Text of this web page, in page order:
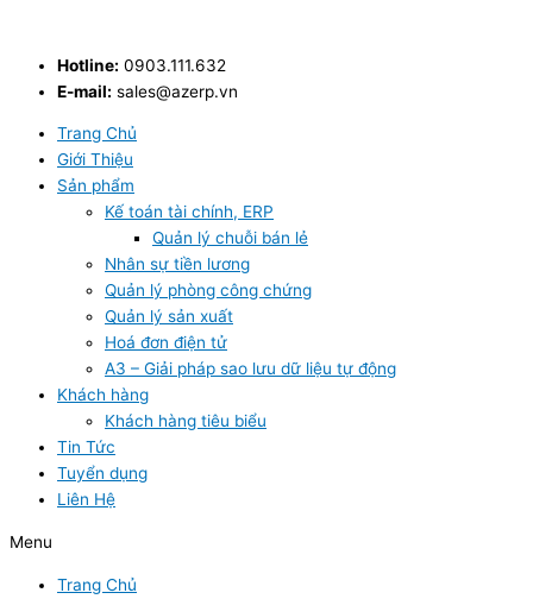
contentHotline: 0903.111.632
E-mail: sales@azerp.vn
Trang Chủ
Giới Thiệu
Sản phẩm
Kế toán tài chính, ERP
Quản lý chuỗi bán lẻ
Nhân sự tiền lương
Quản lý phòng công chứng
Quản lý sản xuất
Hoá đơn điện tử
A3 – Giải pháp sao lưu dữ liệu tự động
Khách hàng
Khách hàng tiêu biểu
Tin Tức
Tuyển dụng
Liên Hệ
Menu
Trang Chủ